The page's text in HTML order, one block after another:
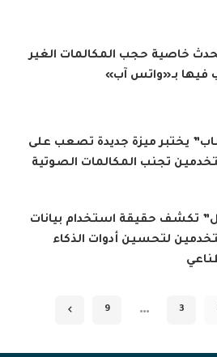
خاصية حجب المكالمات الغير
فيها بـ«واتس آب»
يختبر ميزة جديدة تصعب على
تجنب المكالمات الصوتية
تكشف حقيقة استخدام بيانات
لتحسين أدوات الذكاء
3
…
9